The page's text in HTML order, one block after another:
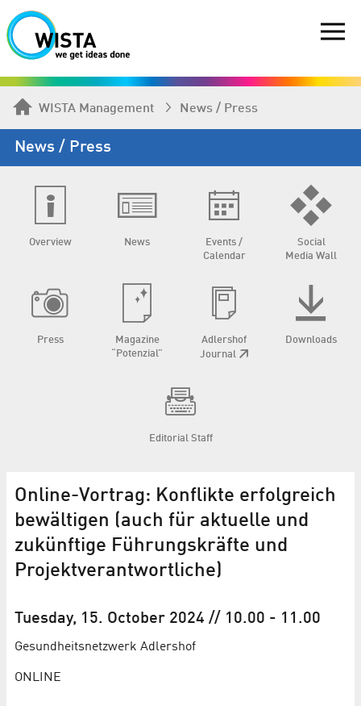
WISTA Management News / Press
News / Press
Overview News
Events /
Calendar
Social
Media Wall
Press
Magazine
“Potenzial”
Adlershof
Journal
Downloads
Editorial Staff
Online-Vortrag: Konflikte erfolgreich
bewältigen (auch für aktuelle und
zukünftige Führungskräfte und
Projektverantwortliche)
Tuesday, 15. October 2024 // 10.00 - 11.00
Gesundheits­netzwerk Adlershof
ONLINE